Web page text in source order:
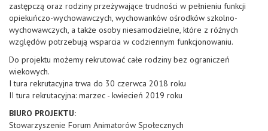
zastępczą oraz rodziny przeżywające trudności w pełnieniu funkcji
opiekuńczo-wychowawczych, wychowanków ośrodków szkolno-
wychowawczych, a także osoby niesamodzielne, które z różnych
względów potrzebują wsparcia w codziennym funkcjonowaniu.
Do projektu możemy rekrutować całe rodziny bez ograniczeń
wiekowych.
I tura rekrutacyjna trwa do 30 czerwca 2018 roku
II tura rekrutacyjna: marzec - kwiecień 2019 roku
BIURO PROJEKTU:
Stowarzyszenie Forum Animatorów Społecznych